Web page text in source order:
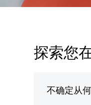
探索您
不确定从